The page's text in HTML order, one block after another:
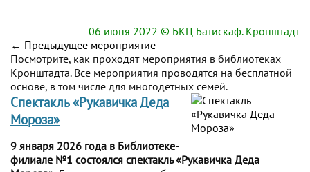
06 июня 2022 © БКЦ Батискаф. Кронштадт
← Предыдущее мероприятие
Посмотрите, как проходят мероприятия в библиотеках
Кронштадта. Все мероприятия проводятся на бесплатной
основе, в том числе для многодетных семей.
Спектакль «Рукавичка Деда
Мороза»
9 января 2026 года в Библиотеке-
филиале №1 состоялся спектакль «Рукавичка Деда